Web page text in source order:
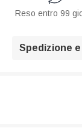
Reso entro 99
Spedizione